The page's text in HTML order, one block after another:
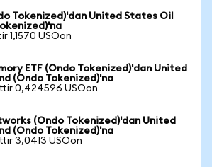
Tokenized)'dan United States Oil
1,1570 USOon
ETF (Ondo Tokenized)'dan United
(Ondo Tokenized)'na
0,424596 USOon
(Ondo Tokenized)'dan United
(Ondo Tokenized)'na
3,0413 USOon